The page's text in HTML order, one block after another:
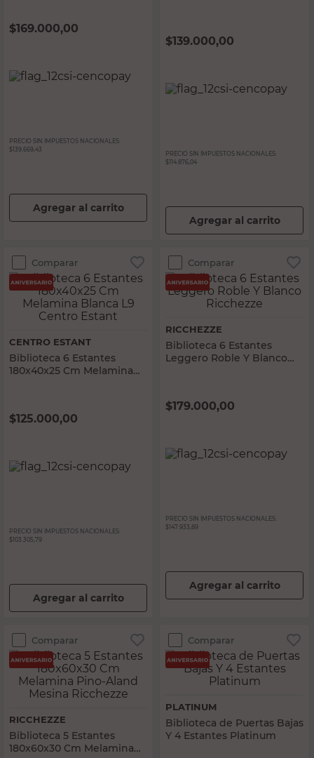
$169.000,00
PRECIO SIN IMPUESTOS NACIONALES:
$139.669,43
Agregar al carrito
$139.000,00
PRECIO SIN IMPUESTOS NACIONALES:
$114.876,04
Agregar al carrito
Comparar
CENTRO ESTANT
Biblioteca 6 Estantes
180x40x25 Cm Melamina
$125.000,00
PRECIO SIN IMPUESTOS NACIONALES:
$103.305,79
Agregar al carrito
Comparar
RICCHEZZE
Biblioteca 6 Estantes
Leggero Roble Y Blanco
$179.000,00
PRECIO SIN IMPUESTOS NACIONALES:
$147.933,89
Agregar al carrito
Comparar
RICCHEZZE
Biblioteca 5 Estantes
180x60x30 Cm Melamina
Comparar
PLATINUM
Biblioteca de Puertas Bajas
Y 4 Estantes Platinum